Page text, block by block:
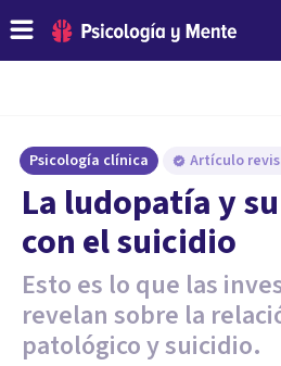
Psicología clínica Artículo
La ludopatía y
con el suicidio
Esto es lo que las
revelan sobre la
patológico y suicidio.